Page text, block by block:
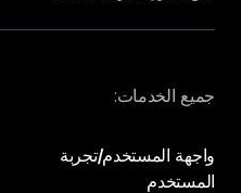
جميع الخدمات:
واجهة المستخدم/تجربة
المستخدم